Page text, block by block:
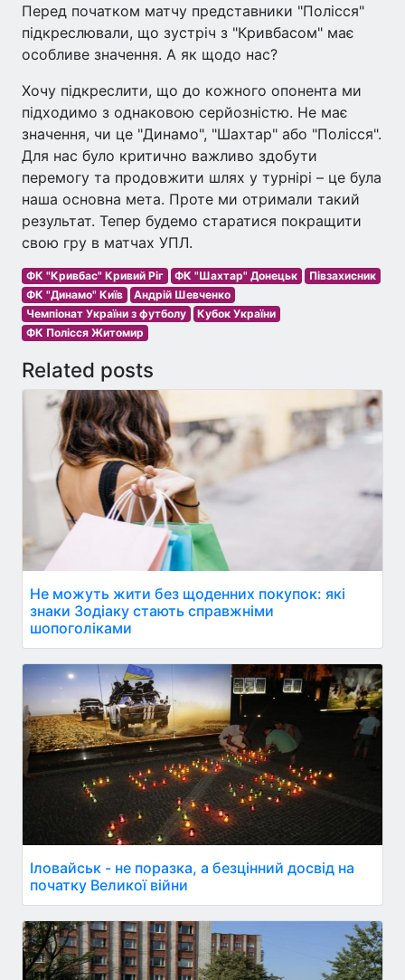
Перед початком матчу представники "Полісся"
підкреслювали, що зустріч з "Кривбасом" має
особливе значення. А як щодо нас?
Хочу підкреслити, що до кожного опонента ми
підходимо з однаковою серйозністю. Не має
значення, чи це "Динамо", "Шахтар" або "Полісся".
Для нас було критично важливо здобути
перемогу та продовжити шлях у турнірі – це була
наша основна мета. Проте ми отримали такий
результат. Тепер будемо старатися покращити
свою гру в матчах УПЛ.
ФК "Кривбас" Кривий Ріг ФК "Шахтар" Донецьк
Півзахисник
ФК "Динамо" Київ
Андрій Шевченко
Чемпіонат України з футболу
Кубок України
ФК Полісся Житомир
Related posts
Не можуть жити без щоденних покупок: які
знаки Зодіаку стають справжніми
шопоголіками
Іловайськ - не поразка, а безцінний досвід на
початку Великої війни